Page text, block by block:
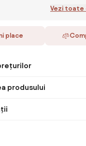
Vezi
place
produsului